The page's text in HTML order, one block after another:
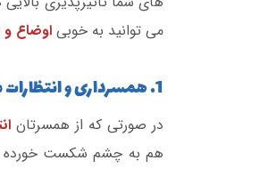
می توانید به خوبی اوضاع و
1. همسرداری و انتظارات معقول| بهترین رفتار با شوهر
در صورتی که از همسرتان
هم به چشم شکست خورده به